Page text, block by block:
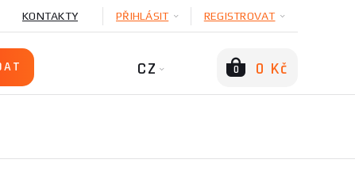
KONTAKTY PŘIHLÁSIT REGISTROVAT
CZ 0 0 Kč